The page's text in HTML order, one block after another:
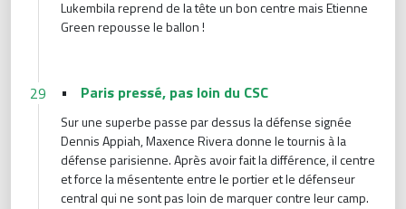
Lukembila reprend de la tête un bon centre mais Etienne
Green repousse le ballon !
29 • Paris pressé, pas loin du CSC
Sur une superbe passe par dessus la défense signée
Dennis Appiah, Maxence Rivera donne le tournis à la
défense parisienne. Après avoir fait la différence, il centre
et force la mésentente entre le portier et le défenseur
central qui ne sont pas loin de marquer contre leur camp.